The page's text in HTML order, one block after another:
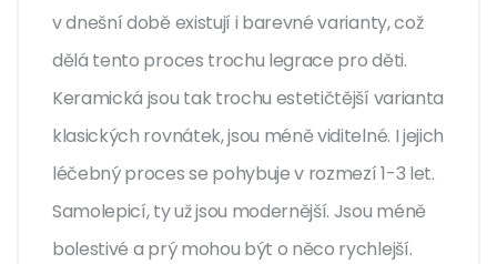
v dnešní době existují i barevné varianty, což
dělá tento proces trochu legrace pro děti.
Keramická jsou tak trochu estetičtější varianta
klasických rovnátek, jsou méně viditelné. I jejich
léčebný proces se pohybuje v rozmezí 1-3 let.
Samolepicí, ty už jsou modernější. Jsou méně
bolestivé a prý mohou být o něco rychlejší.